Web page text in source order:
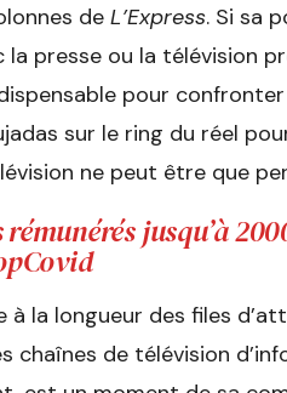
de L’Express. Si sa
presse ou la télévision
pour confronter
sur le ring du réel
ne peut être que
jusqu’à
à la longueur des files
chaînes de télévision